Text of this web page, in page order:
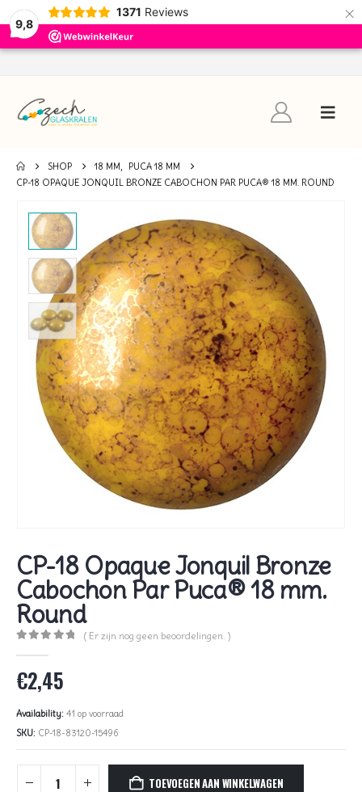
9,8
1371 Reviews ×
SHOP 18 MM, PUCA 18 MM
CP-18 OPAQUE JONQUIL BRONZE CABOCHON PAR PUCA® 18 MM. ROUND
CP-18 Opaque Jonquil Bronze
Cabochon Par Puca® 18 mm.
Round
( Er zijn nog geen beoordelingen. )
€2,45
Availability: 41 op voorraad
SKU: CP-18-83120-15496
TOEVOEGEN AAN WINKELWAGEN